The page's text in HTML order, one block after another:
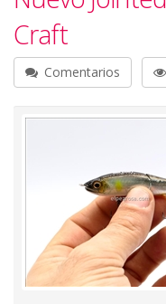
Craft
Comentarios